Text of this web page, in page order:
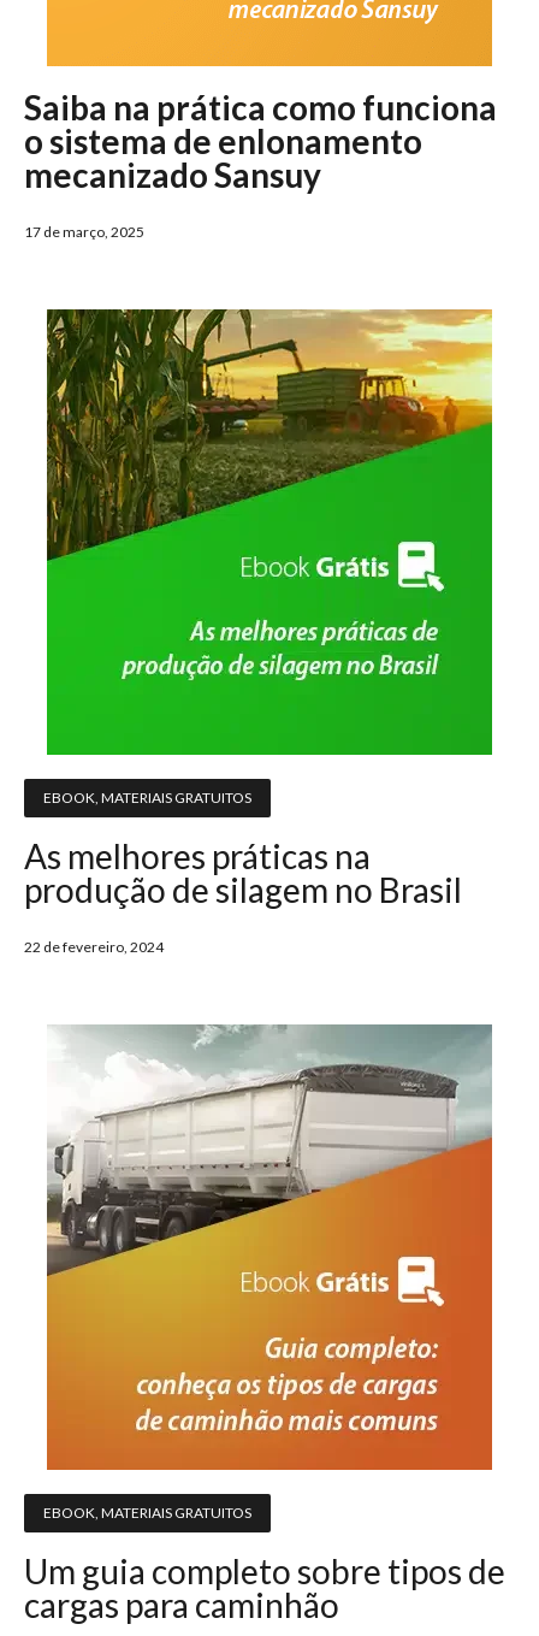
Saiba na prática como funciona
o sistema de enlonamento
mecanizado Sansuy
17 de março, 2025
EBOOK MATERIAIS GRATUITOS
As melhores práticas na
produção de silagem no Brasil
22 de fevereiro, 2024
EBOOK MATERIAIS GRATUITOS
Um guia completo sobre tipos de
cargas para caminhão